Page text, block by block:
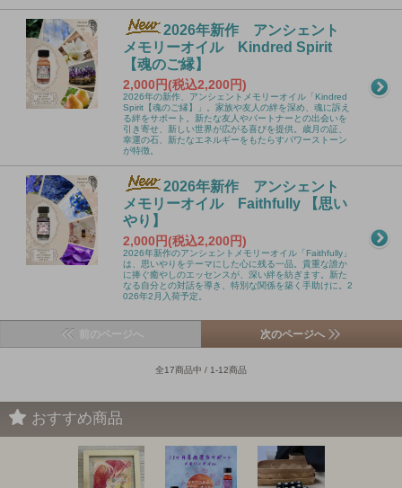
2026年新作 アンシェント
メモリーオイル Kindred Spirit
【魂のご縁】
2,000円(税込2,200円)
2026年の新作、アンシェントメモリーオイル「Kindred
Spirit【魂のご縁】」。家族や友人の絆を深め、魂に訴え
る絆をサポート。新たな友人やパートナーとの出会いを
引き寄せ、新しい世界が広がる喜びを提供。歳月の証、
幸運の石、新たなエネルギーをもたらすパワーストーン
が特徴。
2026年新作 アンシェント
メモリーオイル Faithfully 【思い
やり】
2,000円(税込2,200円)
2026年新作のアンシェントメモリーオイル「Faithfully」
は、思いやりをテーマにした心に残る一品。貴重な誰か
に捧ぐ癒やしのエッセンスが、深い絆を紡ぎます。新た
なる自分との対話を導き、特別な関係を築く手助けに。2
026年2月入荷予定。
次のページへ
全17商品中 / 1-12商品
おすすめ商品